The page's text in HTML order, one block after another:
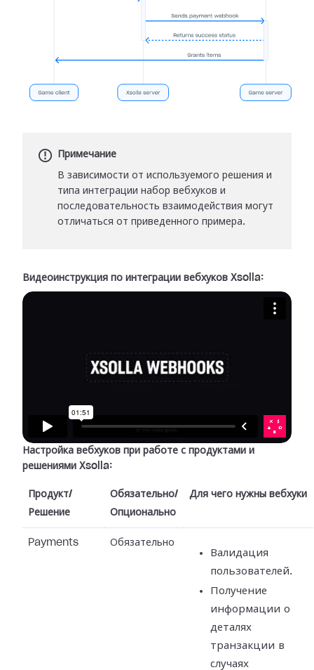
Примечание
В зависимости от используемого решения и
типа интеграции набор вебхуков и
последовательность взаимодействия могут
отличаться от приведенного примера.
Видеоинструкция по интеграции вебхуков Xsolla:
Настройка вебхуков при работе с продуктами и
решениями Xsolla:
Продукт/
Решение
Обязательно/
Опционально
Для чего нужны вебхуки
Payments Обязательно
Валидация
пользователей.
Получение
информации о
деталях
транзакции в
случаях